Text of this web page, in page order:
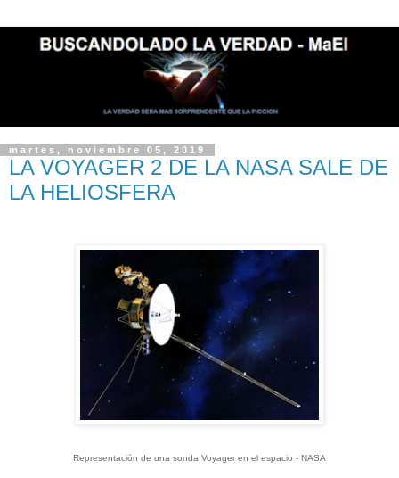
martes, noviembre 05, 2019
LA VOYAGER 2 DE LA NASA SALE DE
LA HELIOSFERA
Representación de una sonda Voyager en el espacio - NASA